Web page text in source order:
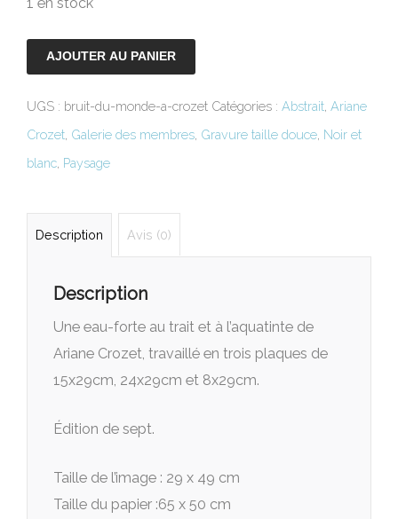
AJOUTER AU PANIER
UGS : bruit-du-monde-a-crozet Catégories : Abstrait Ariane
Crozet Galerie des membres Gravure taille douce Noir et
blanc Paysage
Description Avis (0)
Description
Une eau-forte au trait et à l’aquatinte de
Ariane Crozet, travaillé en trois plaques de
15x29cm, 24x29cm et 8x29cm.
Édition de sept.
Taille de l’image : 29 x 49 cm
Taille du papier :65 x 50 cm